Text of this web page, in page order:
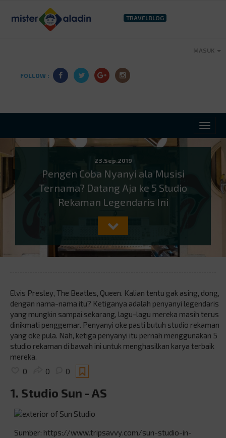
TRAVELBLOG
FOLLOW :
MASUK
23.Sep.2019
Pengen Coba Nyanyi ala Musisi
Ternama? Datang Aja ke 5 Studio
Rekaman Legendaris Ini
Elvis Presley, The Beatles, Queen. Kalian tentu gak asing, dong,
dengan nama-nama itu? Ketiganya adalah penyanyi legendaris
yang mungkin sampai sekarang, lagu-lagu mereka masih terus
dinikmati penggemar. Penyanyi oke pasti butuh studio rekaman
yang oke pula. Nah, ketiga penyanyi itu pernah menggunakan 5
studio rekaman di bawah ini untuk menghasilkan karya terbaik
mereka.
0
0 0
1. Studio Sun - AS
Sumber: https://www.tripsavvy.com/sun-studio-in-